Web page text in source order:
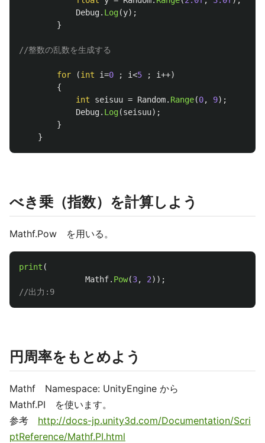
Debug. Log(y);
}
//整数の乱数を生成する
for (int i=0 ; i<5 ; i++)
{
int
seisuu = Random. Range(0, 9);
Debug. Log(seisuu);
}
}
べき乗（指数）を計算しよう
Mathf.Pow を用いる。
print (
Mathf. Pow(3, 2));
//出力:9
円周率をもとめよう
Mathf Namespace: UnityEngine から
Mathf.PI を使います。
参考 http://docs-jp.unity3d.com/Documentation/Scri
ptReference/Mathf.PI.html